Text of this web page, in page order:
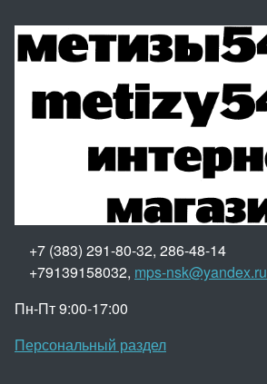
+7 (383) 291-80-32, 286-48-14
+79139158032, mps-nsk@yandex.ru
Пн-Пт 9:00-17:00
Персональный раздел